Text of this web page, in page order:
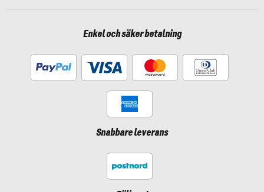
Enkel och säker betalning
Snabbare leverans